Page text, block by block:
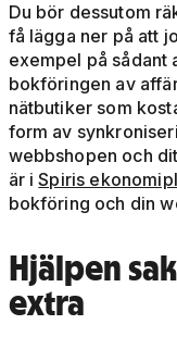
Du bör dessutom
få lägga ner på att
exempel på sådant
bokföringen av
nätbutiker som
form av
webbshopen och
är iSpiris
bokföring och din
Hjälpen
extra